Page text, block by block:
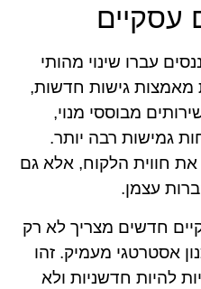
עסקיים
עברו שינוי מהותי
מאמצות גישות חדשות,
מבוססי מנוי,
גמישות רבה יותר.
חווית הלקוח, אלא גם
עצמן.
חדשים מצריך לא רק
אסטרטגי מעמיק. זהו
להיות חדשניות ולא